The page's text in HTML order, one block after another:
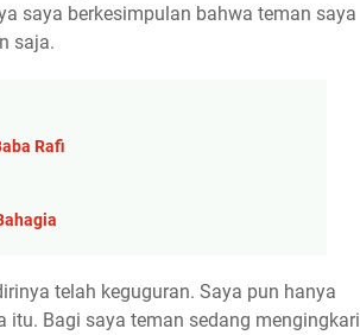
saya berkesimpulan bahwa teman saya
saja.
Rafi
telah keguguran. Saya pun hanya
Bagi saya teman sedang mengingkari